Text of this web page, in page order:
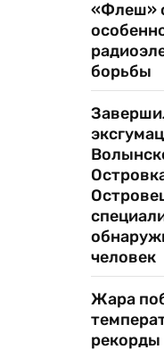
«Флеш»
борьбы
человек
Жара
рекорды